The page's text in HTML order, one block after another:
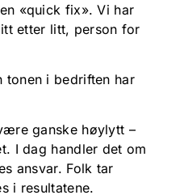
«quick fix». Vi har
etter litt, person for
tonen i bedriften har
ganske høylytt –
I dag handler det om
ansvar. Folk tar
i resultatene.